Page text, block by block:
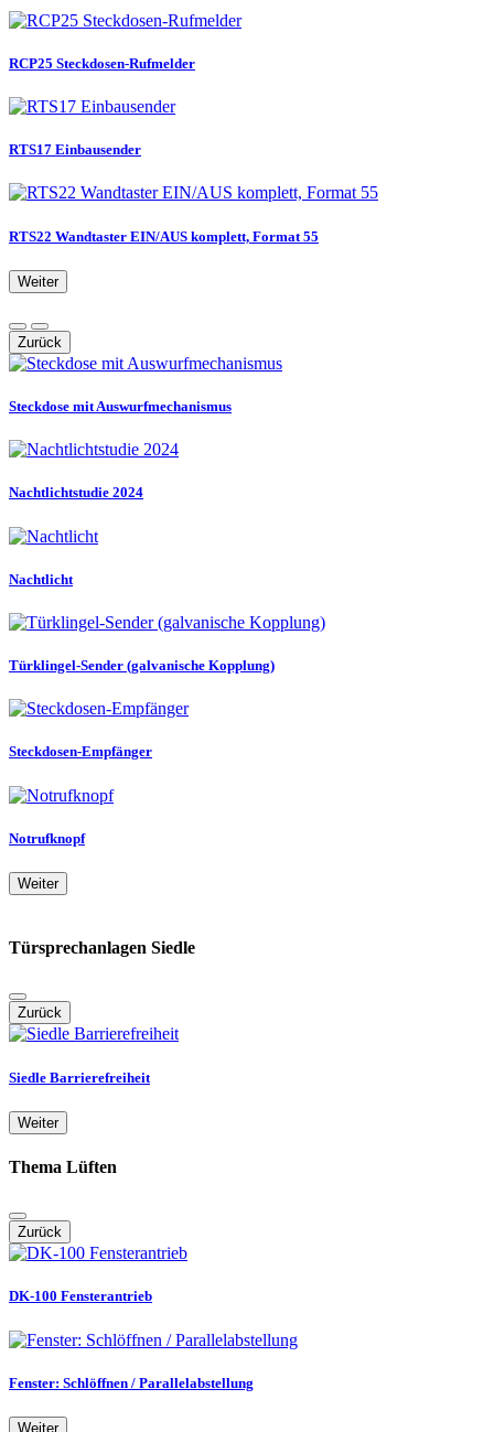
RCP25 Steckdosen-Rufmelder
RTS17 Einbausender
RTS22 Wandtaster EIN/AUS komplett, Format 55
Weiter
Zurück
Steckdose mit Auswurfmechanismus
Nachtlichtstudie 2024
Nachtlicht
Türklingel-Sender (galvanische Kopplung)
Steckdosen-Empfänger
Notrufknopf
Weiter
Türsprechanlagen Siedle
Zurück
Siedle Barrierefreiheit
Weiter
Thema Lüften
Zurück
DK-100 Fensterantrieb
Fenster: Schlöffnen / Parallelabstellung
Weiter